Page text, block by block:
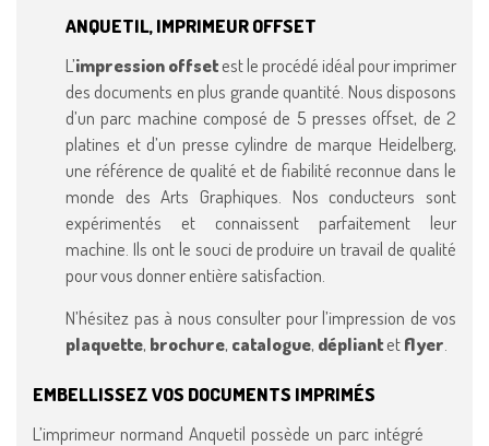
ANQUETIL, IMPRIMEUR OFFSET
L’impression offsetest le procédé idéal pour imprimer
des documents en plus grande quantité. Nous disposons
d’un parc machine composé de 5 presses offset, de 2
platines et d’un presse cylindre de marque Heidelberg,
une référence de qualité et de fiabilité reconnue dans le
monde des Arts Graphiques. Nos conducteurs sont
expérimentés et connaissent parfaitement leur
machine. Ils ont le souci de produire un travail de qualité
pour vous donner entière satisfaction.
N’hésitez pas à nous consulter pour l’impression de vos
plaquette, brochure, catalogue, dépliantetflyer
EMBELLISSEZ VOS DOCUMENTS IMPRIMÉS
L’imprimeur normand Anquetil possède un parc intégré